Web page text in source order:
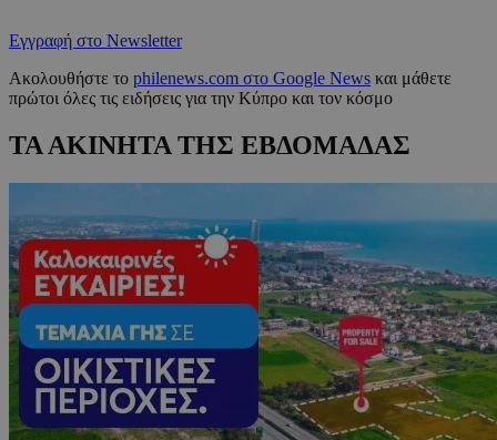
Εγγραφή στο Newsletter
Ακολουθήστε το philenews.com στο Google News και μάθετε
πρώτοι όλες τις ειδήσεις για την Κύπρο και τον κόσμο
ΤΑ ΑΚΙΝΗΤΑ ΤΗΣ ΕΒΔΟΜΑΔΑΣ